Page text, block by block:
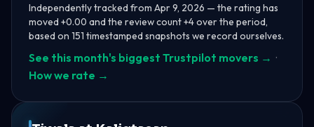
Independently tracked from Apr 9, 2026 — the rating has
moved +0.00 and the review count +4 over the period,
based on 151 timestamped snapshots we record ourselves.
See this month's biggest Trustpilot movers → ·
How we rate →